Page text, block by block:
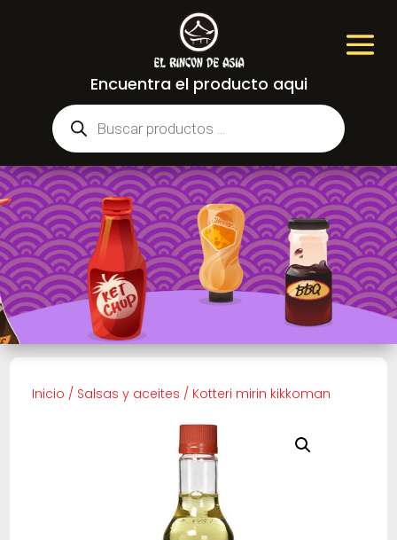
Encuentra el producto aqui
Búsqueda
de
productos
Inicio / Salsas y aceites / Kotteri mirin kikkoman